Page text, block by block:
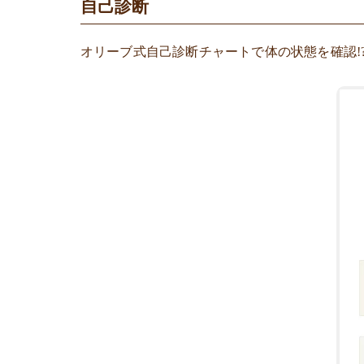
自己診断
オリーブ式自己診断チャートで体の状態を確認